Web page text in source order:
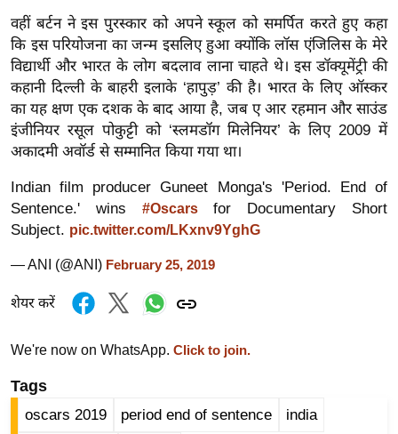
य
त
यं
ग
इं
डि
या
सा
हि
त्य
ग
त
टो
र्ल्ड
न्यू
वहीं बर्टन ने इस पुरस्कार को अपने स्कूल को समर्पित करते हुए कहा
कि इस परियोजना का जन्म इसलिए हुआ क्योंकि लॉस एंजिलिस के मेरे
विद्यार्थी और भारत के लोग बदलाव लाना चाहते थे। इस डॉक्यूमेंट्री की
कहानी दिल्ली के बाहरी इलाके ‘हापुड़’ की है। भारत के लिए ऑस्कर
का यह क्षण एक दशक के बाद आया है, जब ए आर रहमान और साउंड
इंजीनियर रसूल पोकुट्टी को ‘स्लमडॉग मिलेनियर’ के लिए 2009 में
अकादमी अवॉर्ड से सम्मानित किया गया था।
Indian film producer Guneet Monga's 'Period. End of
Sentence.' wins #Oscarsfor Documentary Short
Subject. pic.twitter.com/LKxnv9YghG
— ANI (@ANI) February 25, 2019
शेयर करें
We're now on WhatsApp. Click to join.
Tags
oscars 2019 period end of sentence india